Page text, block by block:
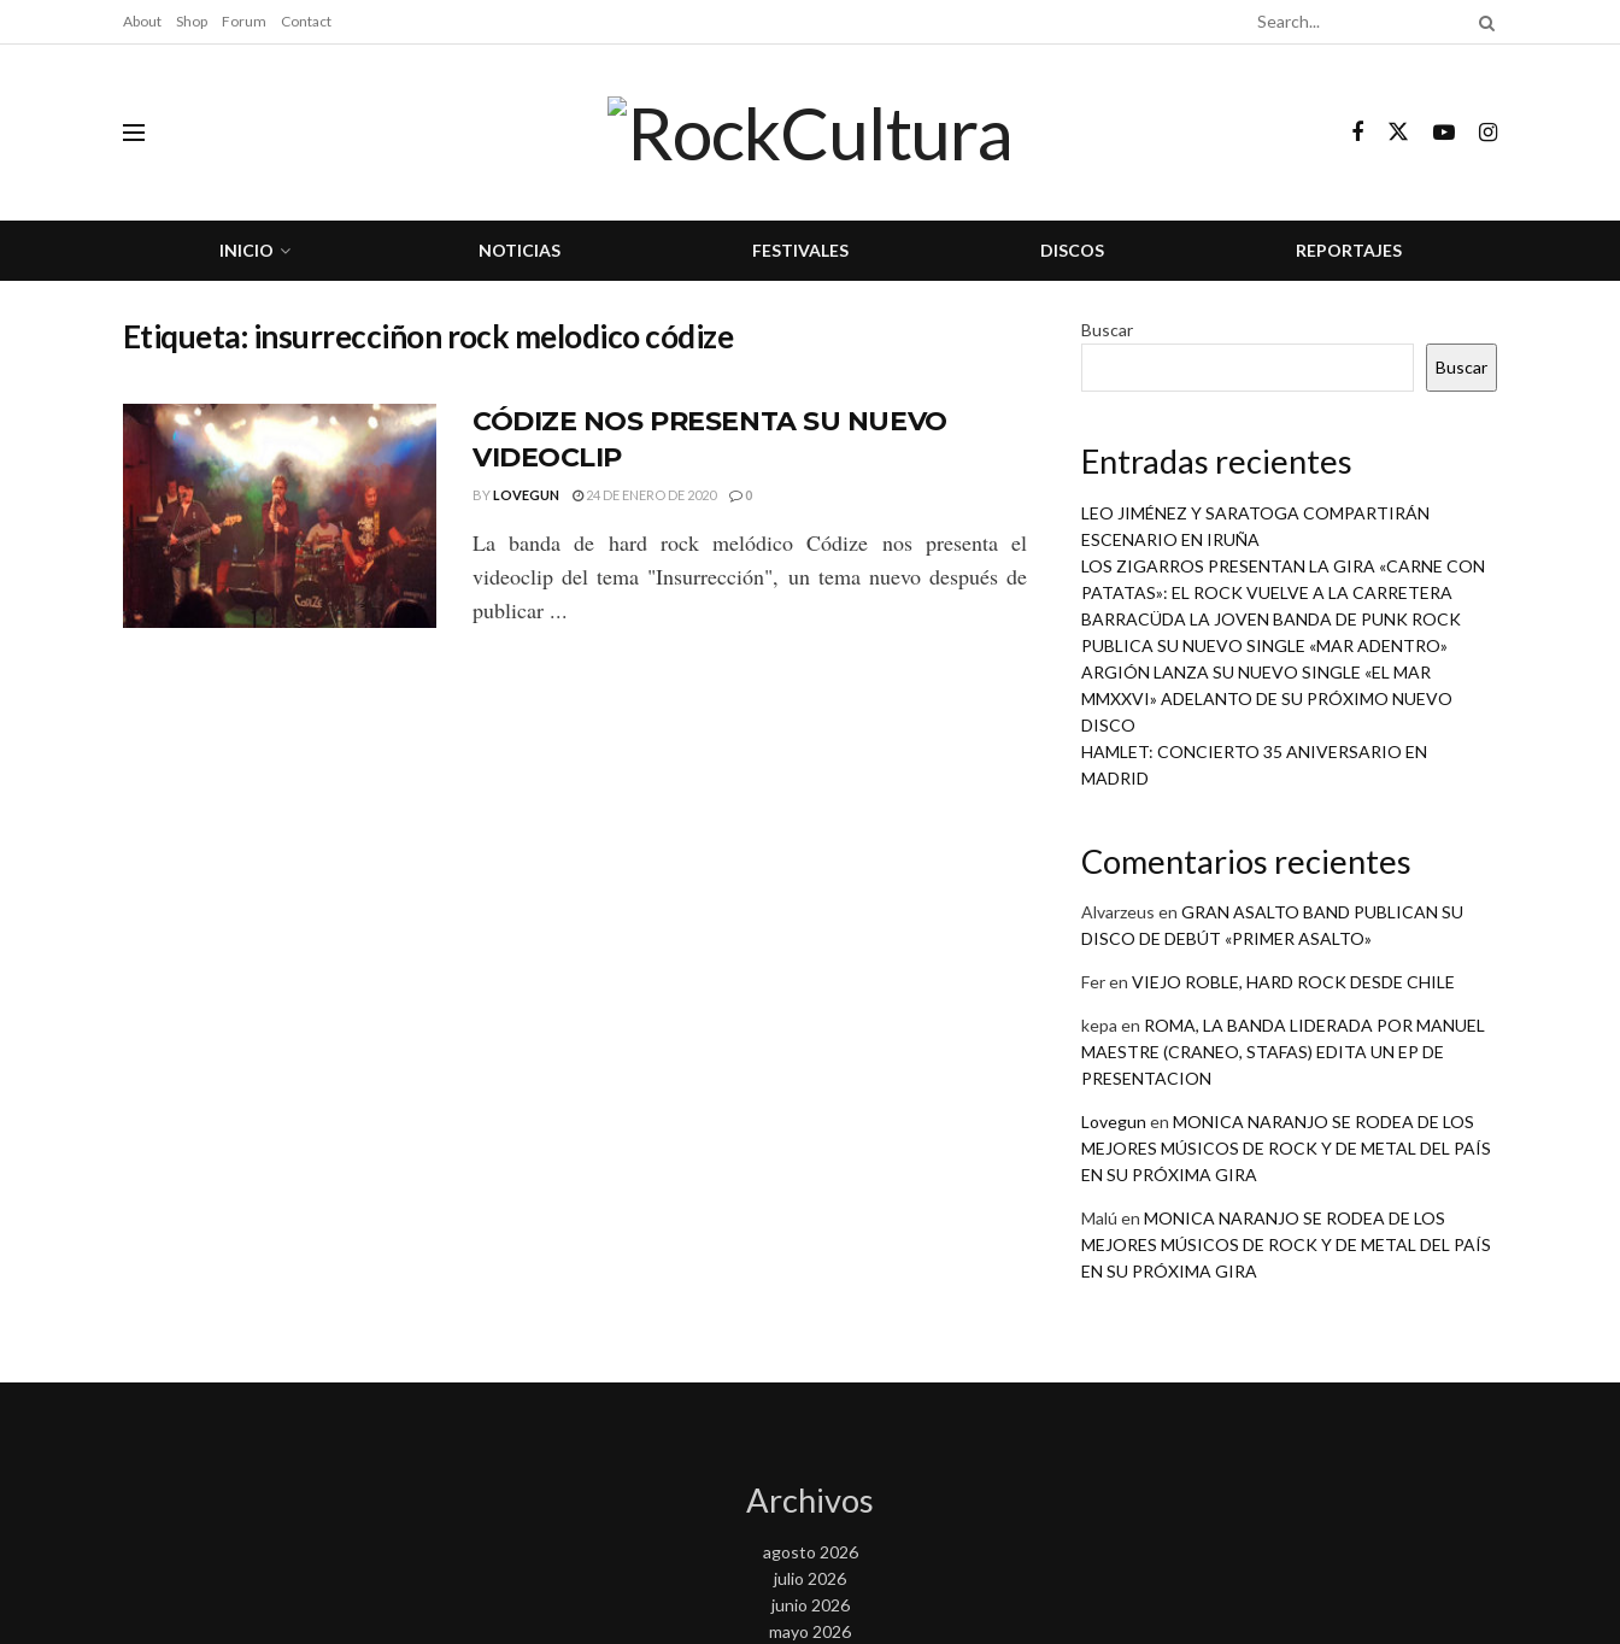
About Shop Forum Contact
INICIO NOTICIAS FESTIVALES DISCOS REPORTAJES
Etiqueta: insurrecciñon rock melodico códize
CÓDIZE NOS PRESENTA SU NUEVO
VIDEOCLIP
BYLOVEGUN 24 DE ENERO DE 2020 0
La banda de hard rock melódico Códize nos presenta el
videoclip del tema "Insurrección", un tema nuevo después de
publicar ...
Buscar
Buscar
Entradas recientes
LEO JIMÉNEZ Y SARATOGA COMPARTIRÁN
ESCENARIO EN IRUÑA
LOS ZIGARROS PRESENTAN LA GIRA «CARNE CON
PATATAS»: EL ROCK VUELVE A LA CARRETERA
BARRACÜDA LA JOVEN BANDA DE PUNK ROCK
PUBLICA SU NUEVO SINGLE «MAR ADENTRO»
ARGIÓN LANZA SU NUEVO SINGLE «EL MAR
MMXXVI» ADELANTO DE SU PRÓXIMO NUEVO
DISCO
HAMLET: CONCIERTO 35 ANIVERSARIO EN
MADRID
Comentarios recientes
Alvarzeus en GRAN ASALTO BAND PUBLICAN SU
DISCO DE DEBÚT «PRIMER ASALTO»
Feren VIEJO ROBLE, HARD ROCK DESDE CHILE
kepa en ROMA, LA BANDA LIDERADA POR MANUEL
MAESTRE (CRANEO, STAFAS) EDITA UN EP DE
PRESENTACION
Lovegun en MONICA NARANJO SE RODEA DE LOS
MEJORES MÚSICOS DE ROCK Y DE METAL DEL PAÍS
EN SU PRÓXIMA GIRA
Malú en MONICA NARANJO SE RODEA DE LOS
MEJORES MÚSICOS DE ROCK Y DE METAL DEL PAÍS
EN SU PRÓXIMA GIRA
Archivos
agosto 2026
julio 2026
junio 2026
mayo 2026